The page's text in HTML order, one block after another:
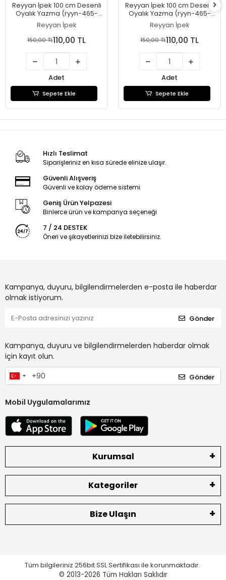
Reyyan İpek 100 cm Desenli
Oyalık Yazma (ryyn-465-
27)
Reyyan İpek
150,00 TL110,00 TL
Adet
Sepete Ekle
Reyyan İpek 100 cm Desenli
Oyalık Yazma (ryyn-465-
26)
Reyyan İpek
150,00 TL110,00 TL
Adet
Sepete Ekle
Hızlı Teslimat
Siparişleriniz en kısa sürede elinize ulaşır.
Güvenli Alışveriş
Güvenli ve kolay ödeme sistemi
Geniş Ürün Yelpazesi
Binlerce ürün ve kampanya seçeneği
7 / 24 DESTEK
Öneri ve şikayetlerinizi bize iletebilirsiniz.
Kampanya, duyuru, bilgilendirmelerden e-posta ile haberdar
olmak istiyorum.
Gönder
Kampanya, duyuru ve bilgilendirmelerden haberdar olmak
için kayıt olun.
Gönder
Mobil Uygulamalarımız
Kurumsal
Kategoriler
Bize Ulaşın
Tüm bilgileriniz 256bit SSL Sertifikası ile korunmaktadır.
© 2013-2026 Tüm Hakları Saklıdır